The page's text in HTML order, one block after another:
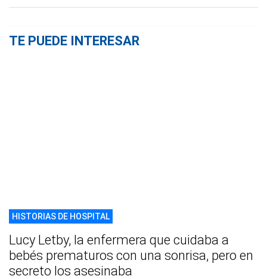
TE PUEDE INTERESAR
HISTORIAS DE HOSPITAL
Lucy Letby, la enfermera que cuidaba a
bebés prematuros con una sonrisa, pero en
secreto los asesinaba